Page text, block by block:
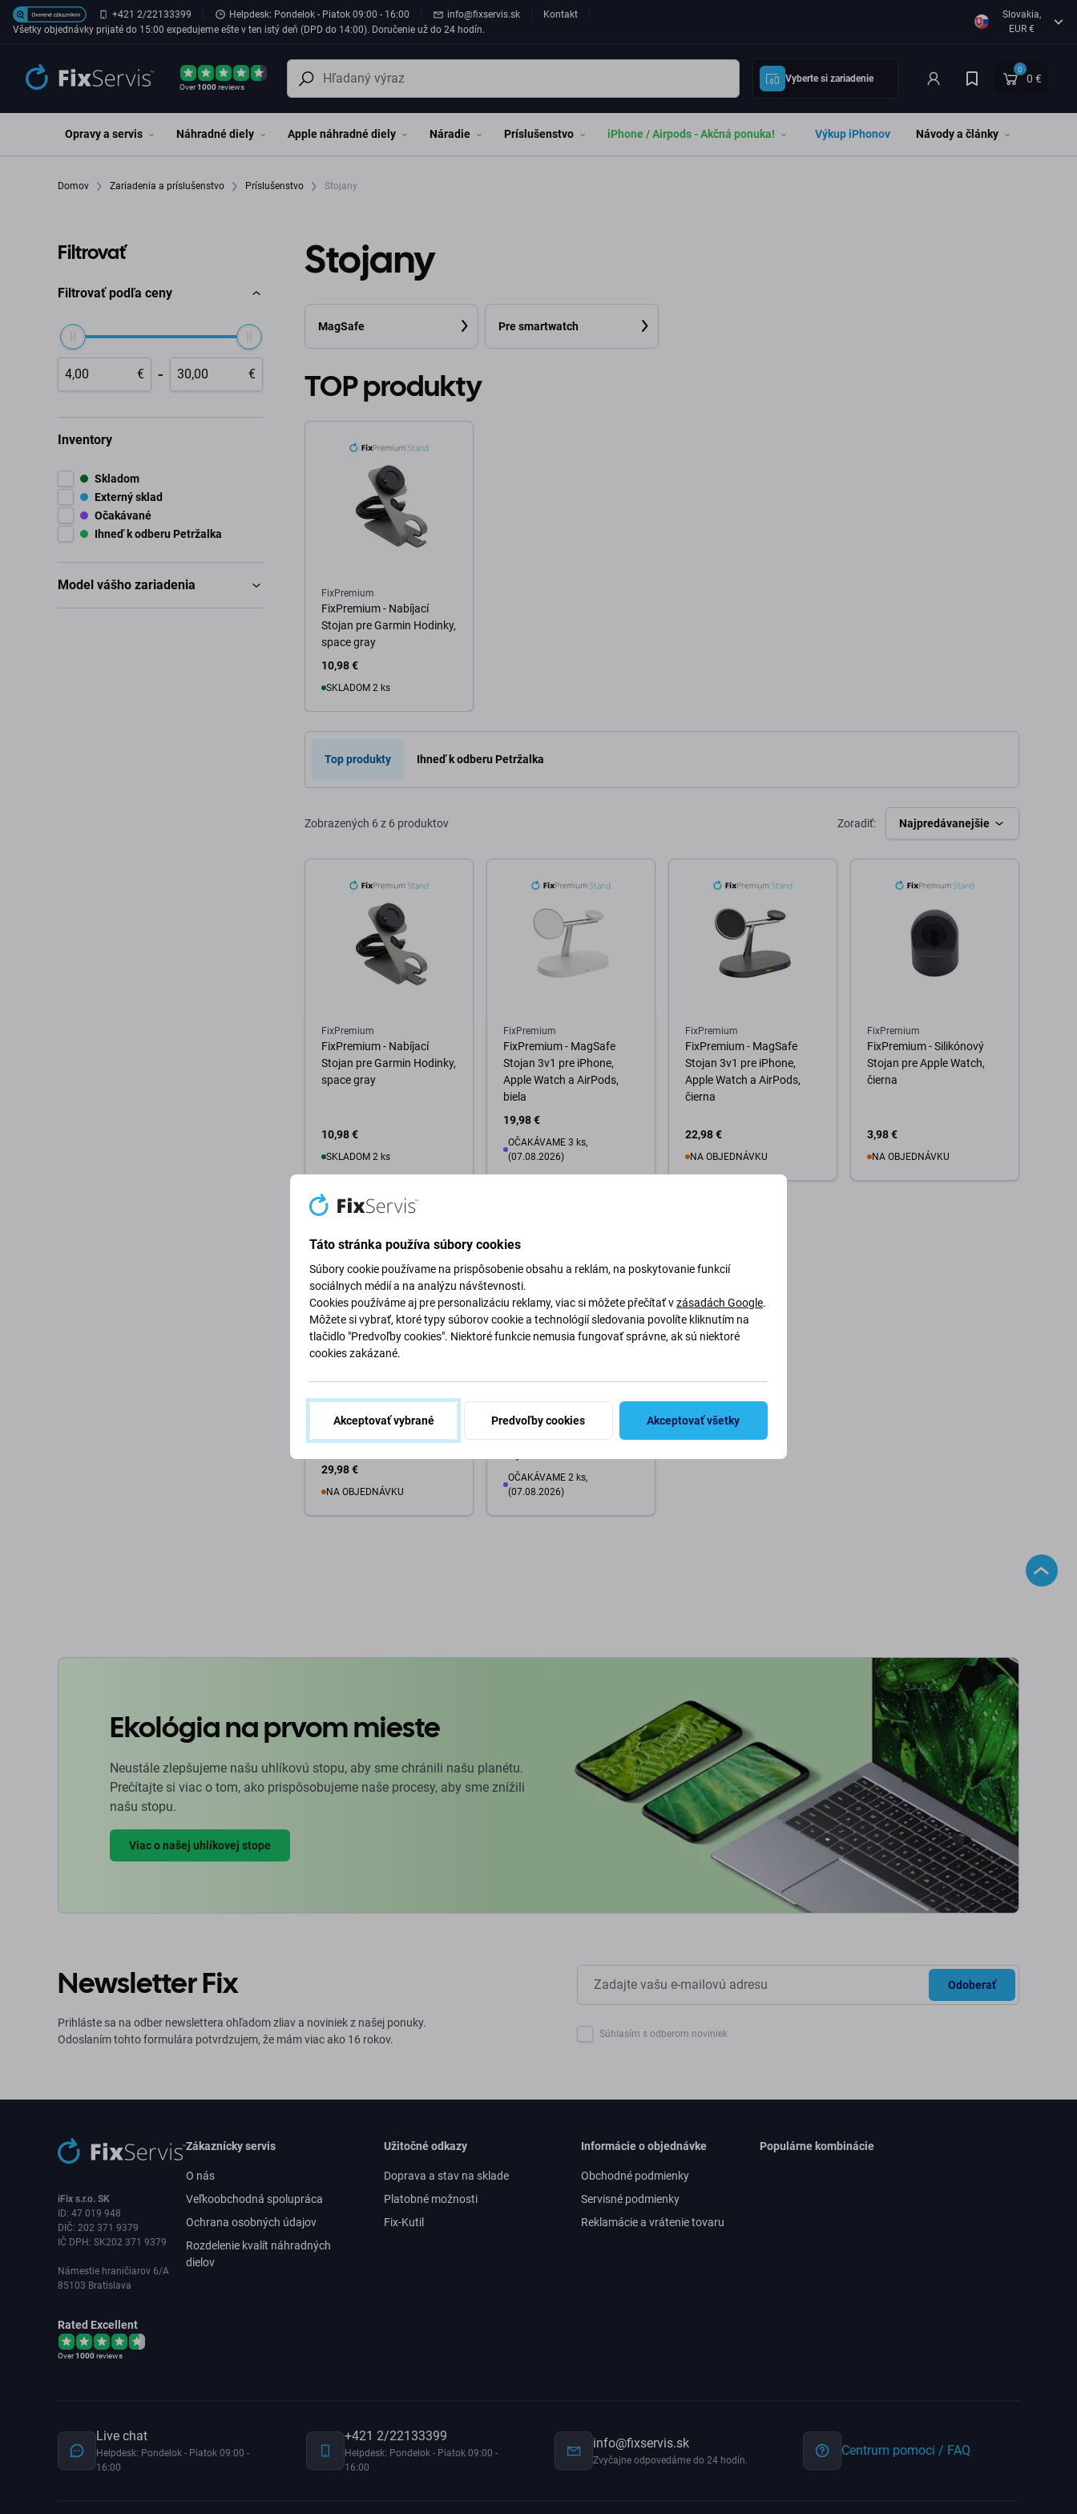
Preskočiť na hlavný obsah+421 2/22133399 Helpdesk: Pondelok - Piatok 09:00 - 16:00 info@fixservis.sk
Kontakt
Všetky objednávky prijaté do 15:00 expedujeme ešte v ten istý deň (DPD do 14:00). Doručenie už do 24 hodín.
Slovakia,
EUR €
Over1000reviews
Vyberte si zariadenie
0
0 €
Opravy a servis Náhradné diely Apple náhradné diely Náradie Príslušenstvo iPhone / Airpods - Akčná ponuka! Výkup iPhonov Návody a články
Domov Zariadenia a príslušenstvo Príslušenstvo Stojany
Filtrovať
Filtrovať podľa ceny
€ - €
Inventory
Skladom
Externý sklad
Očakávané
Ihneď k odberu Petržalka
Model vášho zariadenia
Stojany
MagSafe Pre smartwatch
TOP produkty
FixPremium
FixPremium - Nabíjací
Stojan pre Garmin Hodinky,
space gray
10,98 €
SKLADOM 2 ks
Do košíka
Top produkty
Ihneď k odberu Petržalka
Zobrazených 6 z 6 produktov Zoradiť: Najpredávanejšie
FixPremium
FixPremium - Nabíjací
Stojan pre Garmin Hodinky,
space gray
10,98 €
SKLADOM 2 ks
Do košíka
FixPremium
FixPremium - MagSafe
Stojan 3v1 pre iPhone,
Apple Watch a AirPods,
biela
19,98 €
OČAKÁVAME 3 ks,
(07.08.2026)
FixPremium
FixPremium - MagSafe
Stojan 3v1 pre iPhone,
Apple Watch a AirPods,
čierna
22,98 €
NA OBJEDNÁVKU
FixPremium
FixPremium - Silikónový
Stojan pre Apple Watch,
čierna
3,98 €
NA OBJEDNÁVKU
FixPremium - MagSafe
Stojan 3v1 pre iPhone,
Apple Watch a AirPods,
29,98 €
NA OBJEDNÁVKU
FixPremium - MagSafe
Apple Watch a AirPods,
OČAKÁVAME 2 ks,
(07.08.2026)
Ekológia na prvom mieste
Neustále zlepšujeme našu uhlíkovú stopu, aby sme chránili našu planétu.
Prečítajte si viac o tom, ako prispôsobujeme naše procesy, aby sme znížili
našu stopu.
Viac o našej uhlíkovej stope
Newsletter Fix
Prihláste sa na odber newslettera ohľadom zliav a noviniek z našej ponuky.
Odoslaním tohto formulára potvrdzujem, že mám viac ako 16 rokov.
Odoberať
Súhlasím s odberom noviniek
iFix s.r.o. SK
ID: 47 019 948
DIČ: 202 371 9379
IČ DPH: SK202 371 9379
Námestie hraničiarov 6/A
85103 Bratislava
Rated Excellent
Over1000reviews
Zákaznícky servis
O nás
Veľkoobchodná spolupráca
Ochrana osobných údajov
Rozdelenie kvalít náhradných
dielov
Užitočné odkazy
Doprava a stav na sklade
Platobné možnosti
Fix-Kutil
Informácie o objednávke
Obchodné podmienky
Servisné podmienky
Reklamácie a vrátenie tovaru
Populárne kombinácie
Live chat
Helpdesk: Pondelok - Piatok 09:00 -
16:00
+421 2/22133399
Helpdesk: Pondelok - Piatok 09:00 -
16:00
info@fixservis.sk
Zvyčajne odpovedáme do 24 hodín.
Centrum pomoci / FAQ
Táto stránka používa súbory cookies
Súbory cookie používame na prispôsobenie obsahu a reklám, na poskytovanie funkcií
sociálnych médií a na analýzu návštevnosti.
Cookies používáme aj pre personalizáciu reklamy, viac si môžete přečítať vzásadách Google.
Môžete si vybrať, ktoré typy súborov cookie a technológií sledovania povolíte kliknutím na
tlačidlo "Predvoľby cookies". Niektoré funkcie nemusia fungovať správne, ak sú niektoré
cookies zakázané.
Akceptovať vybrané Predvoľby cookies Akceptovať všetky